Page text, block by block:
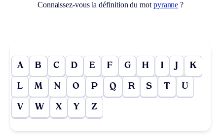
Connaissez-vous la définition du mot pyranne ?
A B C D E F G H I J K
L M N O P Q R S T U
V W X Y Z